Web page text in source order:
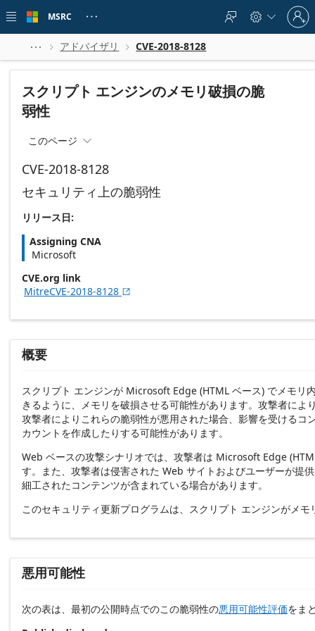
 main
MSRC    
Sign
in
to
account
  アドバイザリ  CVE-2018-8128
スクリプト エンジンのメモリ破損の脆
弱性
このページ 
CVE-2018-8128
セキュリティ上の脆弱性
リリース日:
Assigning CNA
Microsoft
CVE.org link
MitreCVE-2018-8128 
概要
スクリプト エンジンが Microsoft Edge (HTML ベース) でメモリ
きるように、メモリを破損させる可能性があります。攻撃者に
攻撃者によりこれらの脆弱性が悪用された場合、影響を受ける
カウントを作成したりする可能性があります。
Web ベースの攻撃シナリオでは、攻撃者は Microsoft Edge
す。また、攻撃者は侵害された Web サイトおよびユーザーが提
細工されたコンテンツが含まれている場合があります。
このセキュリティ更新プログラムは、スクリプト エンジンがメ
悪用可能性
次の表は、最初の公開時点でのこの脆弱性の悪用可能性評価をま